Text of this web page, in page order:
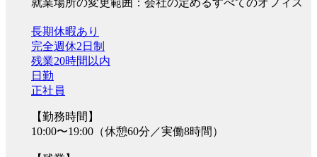
就業場所の変更範囲：会社の定めるすべてのオフィス
長期休暇あり
完全週休2日制
残業20時間以内
日勤
正社員
【勤務時間】
10:00〜19:00（休憩60分／実働8時間）